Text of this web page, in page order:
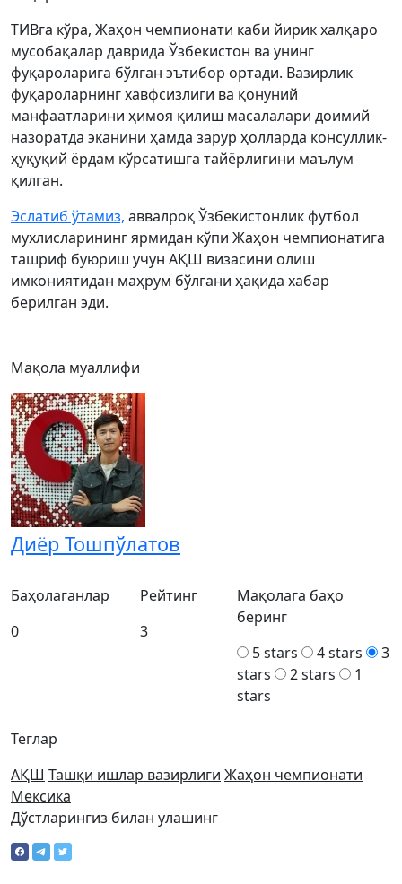
ТИВга кўра, Жаҳон чемпионати каби йирик халқаро
мусобақалар даврида Ўзбекистон ва унинг
фуқароларига бўлган эътибор ортади. Вазирлик
фуқароларнинг хавфсизлиги ва қонуний
манфаатларини ҳимоя қилиш масалалари доимий
назоратда эканини ҳамда зарур ҳолларда консуллик-
ҳуқуқий ёрдам кўрсатишга тайёрлигини маълум
қилган.
Эслатиб ўтамиз, аввалроқ Ўзбекистонлик футбол
мухлисларининг ярмидан кўпи Жаҳон чемпионатига
ташриф буюриш учун АҚШ визасини олиш
имкониятидан маҳрум бўлгани ҳақида хабар
берилган эди.
Мақола муаллифи
Диёр Тошпўлатов
Теглар
АҚШ Ташқи ишлар вазирлиги Жаҳон чемпионати
Мексика
Баҳолаганлар
0
Рейтинг
3
Мақолага баҳо
беринг
5 stars
4 stars
3
stars
2 stars
1
stars
Дўстларингиз билан улашинг